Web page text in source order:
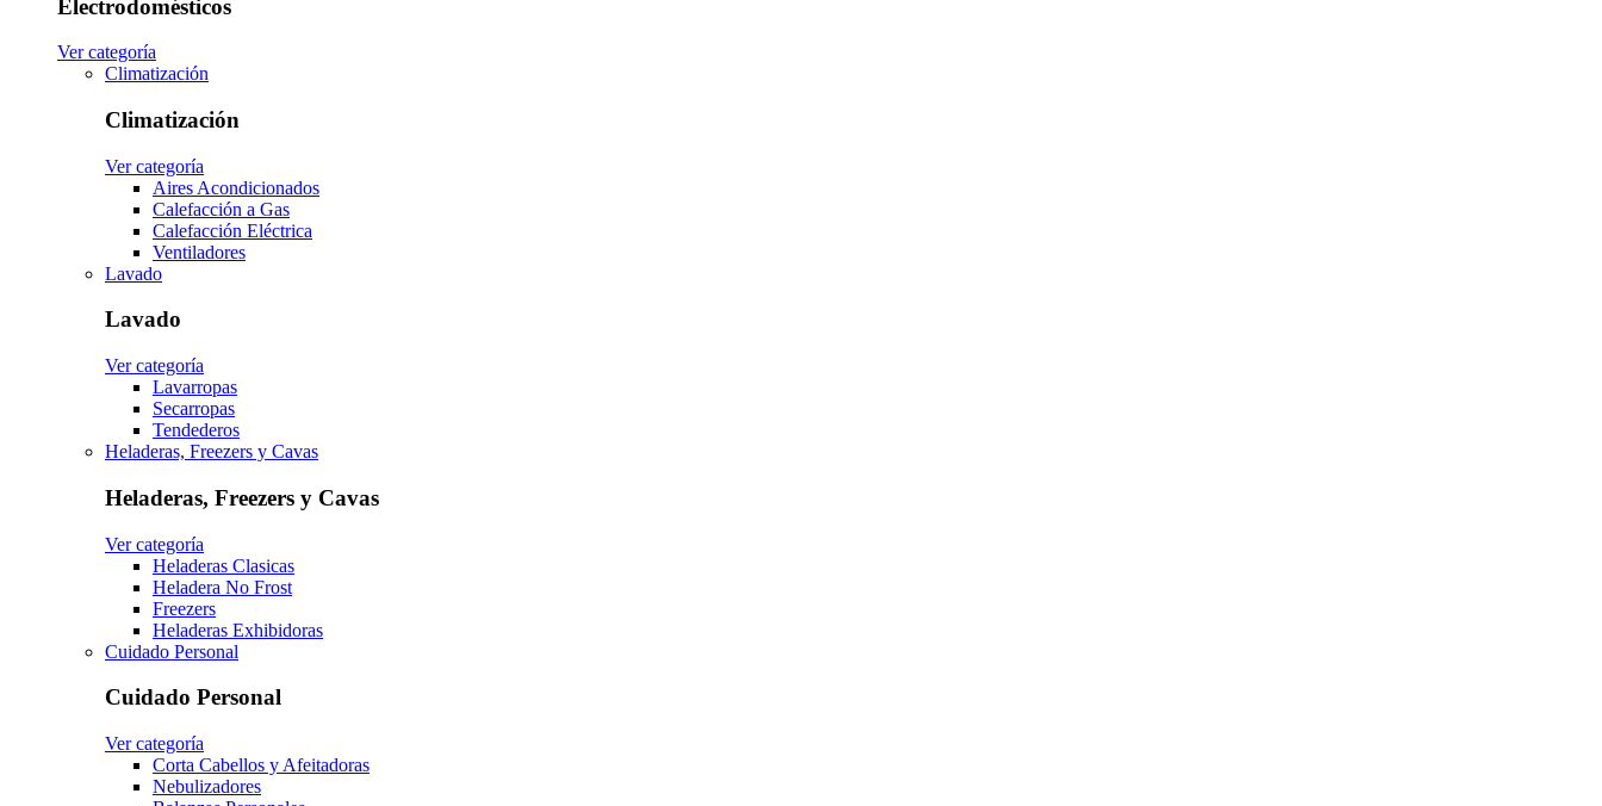
Electrodomésticos
Ver categoría
Climatización
Climatización
Ver categoría
Aires Acondicionados
Calefacción a Gas
Calefacción Eléctrica
Ventiladores
Lavado
Lavado
Ver categoría
Lavarropas
Secarropas
Tendederos
Heladeras, Freezers y Cavas
Heladeras, Freezers y Cavas
Ver categoría
Heladeras Clasicas
Heladera No Frost
Freezers
Heladeras Exhibidoras
Cuidado Personal
Cuidado Personal
Ver categoría
Corta Cabellos y Afeitadoras
Nebulizadores